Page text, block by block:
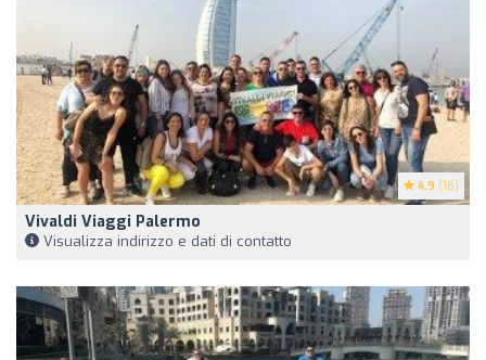
4.9 (16)
Vivaldi Viaggi Palermo
Visualizza indirizzo e dati di contatto